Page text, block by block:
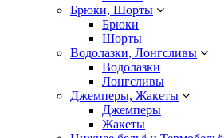
Брюки, Шорты
Брюки
Шорты
Водолазки, Лонгсливы
Водолазки
Лонгсливы
Джемперы, Жакеты
Джемперы
Жакеты